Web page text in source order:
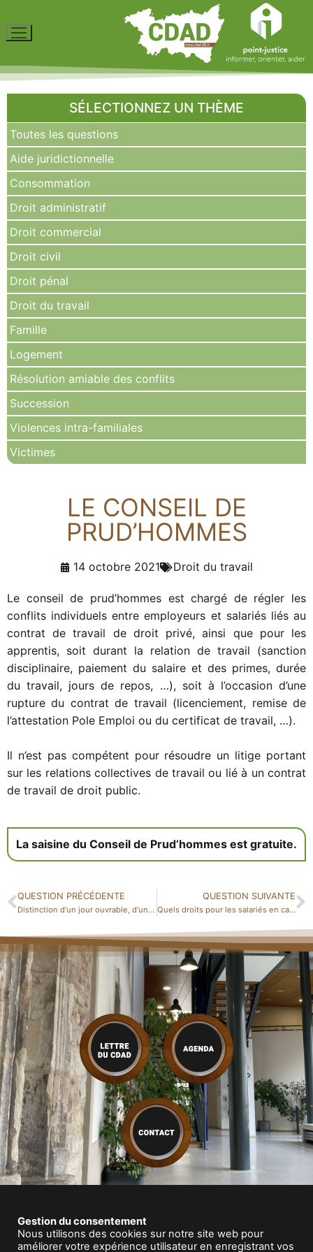
SÉLECTIONNEZ UN THÈME
Toutes les questions
Aide juridictionnelle
Consommation
Droit administratif
Droit commercial
Droit civil
Droit pénal
Droit du travail
Famille
Logement
Résolution amiable des conflits
Succession
Violences intra-familiales
Victimes
LE CONSEIL DE
PRUD’HOMMES
14 octobre 2021 Droit du travail
Le conseil de prud’hommes est chargé de régler les
conflits individuels entre employeurs et salariés liés au
contrat de travail de droit privé, ainsi que pour les
apprentis, soit durant la relation de travail (sanction
disciplinaire, paiement du salaire et des primes, durée
du travail, jours de repos, …), soit à l’occasion d’une
rupture du contrat de travail (licenciement, remise de
l’attestation Pole Emploi ou du certificat de travail, …).
Il n’est pas compétent pour résoudre un litige portant
sur les relations collectives de travail ou lié à un contrat
de travail de droit public.
La saisine du Conseil de Prud’hommes est gratuite.
QUESTION PRÉCÉDENTE
Distinction d’un jour ouvrable, d’un jour ouvré, d’un jour franc et d’un jour calendaire
QUESTION SUIVANTE
Quels droits pour les salariés en cas de grève des transports ?
Gestion du consentement
Nous utilisons des cookies sur notre site web pour
améliorer votre expérience utilisateur en enregistrant vos